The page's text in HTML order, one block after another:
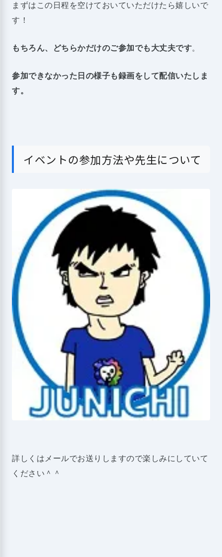
まずはこの日程を空けておいていただけたら嬉しいで
す！
もちろん、どちらかだけのご参加でも大丈夫です。
参加できなかった日の様子も録画をして配信いたしま
す。
イベントの参加方法や先生について
詳しくはメールでお送りしますので楽しみにしていて
ください＾＾